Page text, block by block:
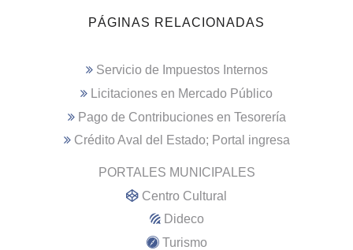
PÁGINAS RELACIONADAS
Servicio de Impuestos Internos
Licitaciones en Mercado Público
Pago de Contribuciones en Tesorería
Crédito Aval del Estado; Portal ingresa
PORTALES MUNICIPALES
Centro Cultural
Dideco
Turismo